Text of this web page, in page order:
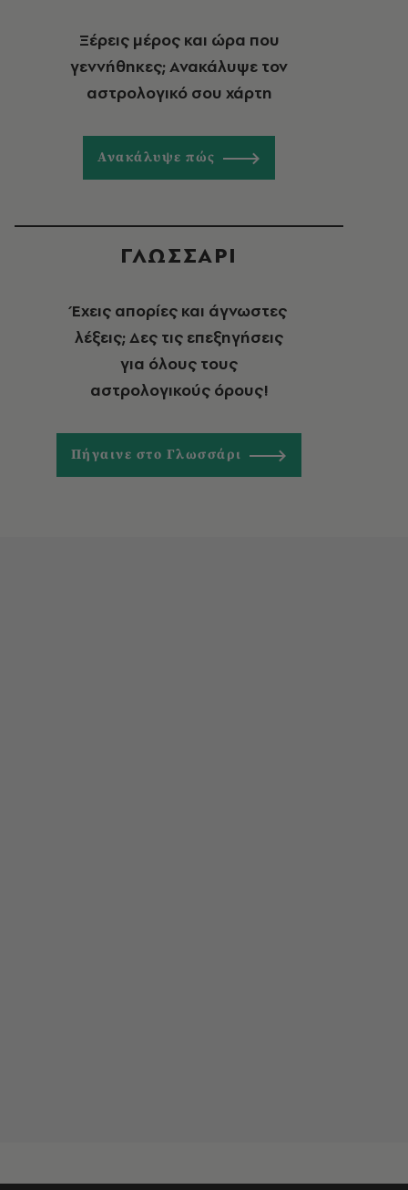
Ξέρεις μέρος και ώρα που
γεννήθηκες; Ανακάλυψε τον
αστρολογικό σου χάρτη
Ανακάλυψε πώς
ΓΛΩΣΣΑΡΙ
Έχεις απορίες και άγνωστες
λέξεις; Δες τις επεξηγήσεις
για όλους τους
αστρολογικούς όρους!
Πήγαινε στο Γλωσσάρι